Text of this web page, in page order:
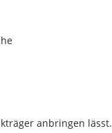
anbringen lässt.